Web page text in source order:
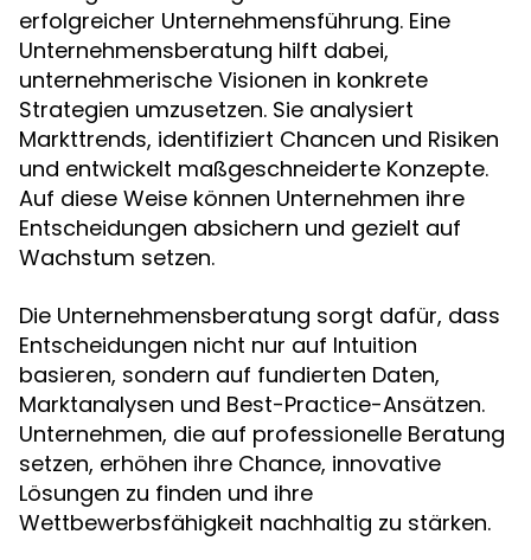
erfolgreicher Unternehmensführung. Eine
Unternehmensberatung hilft dabei,
unternehmerische Visionen in konkrete
Strategien umzusetzen. Sie analysiert
Markttrends, identifiziert Chancen und Risiken
und entwickelt maßgeschneiderte Konzepte.
Auf diese Weise können Unternehmen ihre
Entscheidungen absichern und gezielt auf
Wachstum setzen.
Die Unternehmensberatung sorgt dafür, dass
Entscheidungen nicht nur auf Intuition
basieren, sondern auf fundierten Daten,
Marktanalysen und Best-Practice-Ansätzen.
Unternehmen, die auf professionelle Beratung
setzen, erhöhen ihre Chance, innovative
Lösungen zu finden und ihre
Wettbewerbsfähigkeit nachhaltig zu stärken.